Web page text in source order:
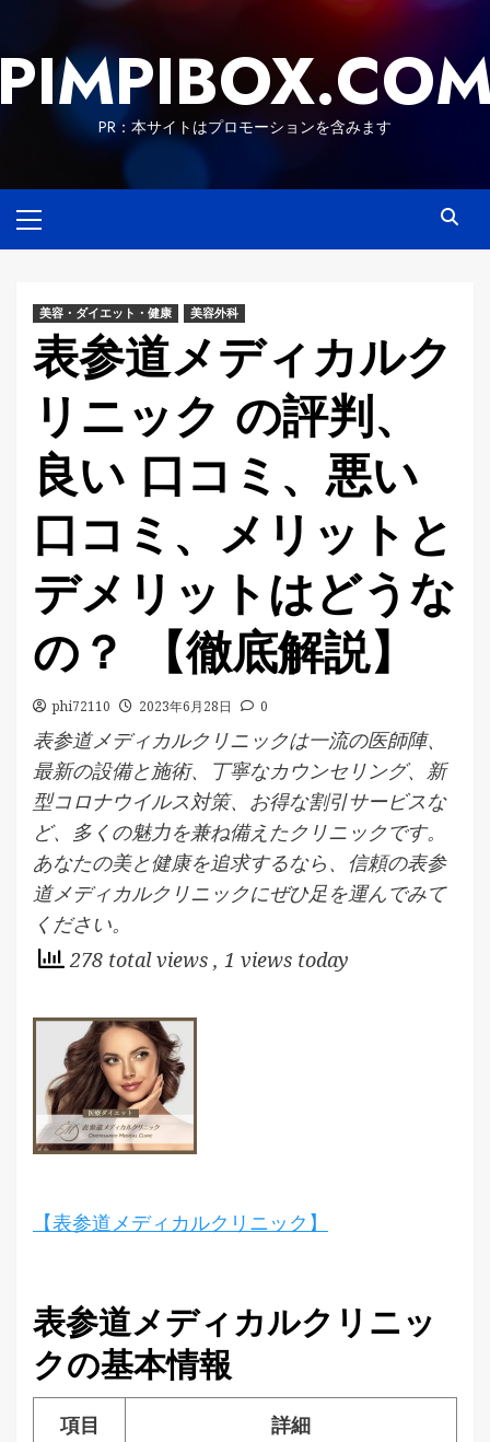
content
PR：本サイトはプロモーションを含みます
Menu
美容・ダイエット・健康 美容外科
表参道メディカルク
リニック の評判、
良い 口コミ、悪い
口コミ、メリットと
デメリットはどうな
の？ 【徹底解説】
phi72110 2023年6月28日 0
表参道メディカルクリニックは一流の医師陣、
最新の設備と施術、丁寧なカウンセリング、新
型コロナウイルス対策、お得な割引サービスな
ど、多くの魅力を兼ね備えたクリニックです。
あなたの美と健康を追求するなら、信頼の表参
道メディカルクリニックにぜひ足を運んでみて
ください。
278 total views , 1 views today
【表参道メディカルクリニック】
表参道メディカルクリニッ
クの基本情報
項目 詳細